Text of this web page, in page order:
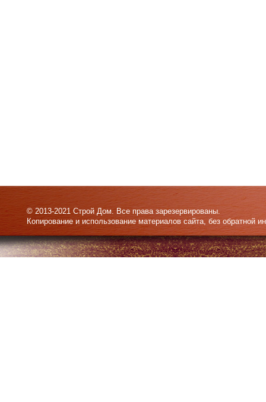
© 2013-2021 Строй Дом. Все права зарезервированы.
Копирование и использование материалов сайта, без обратной